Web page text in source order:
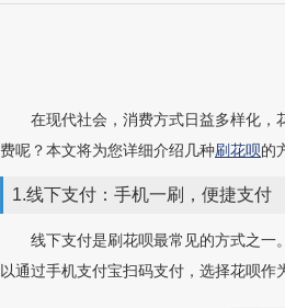
在现代社会，消费方式日益多样化，
费呢？本文将为您详细介绍几种刷花呗的
1.线下支付：手机一刷，便捷支付
线下支付是刷花呗最常见的方式之一
以通过手机支付宝扫码支付，选择花呗作